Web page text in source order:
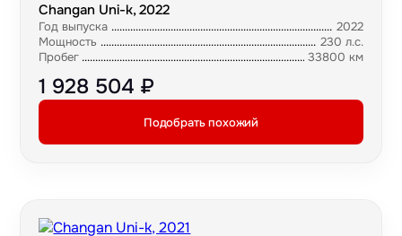
Changan Uni-k, 2022
Год выпуска
2022
Мощность
230 л.с.
Пробег
33800 км
1 928 504 ₽
Подобрать похожий